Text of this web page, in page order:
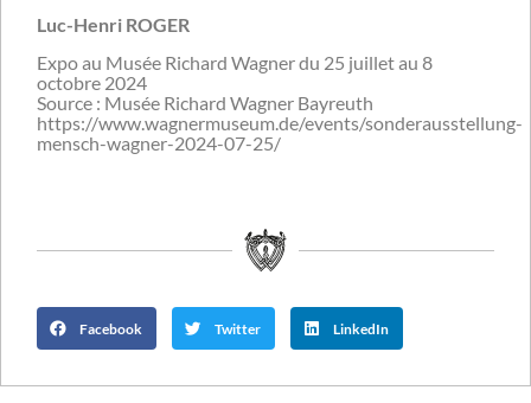
Luc-Henri ROGER
Expo au Musée Richard Wagner du 25 juillet au 8
octobre 2024
Source : Musée Richard Wagner Bayreuth
https://www.wagnermuseum.de/events/sonderausstellung-
mensch-wagner-2024-07-25/
Facebook Twitter LinkedIn